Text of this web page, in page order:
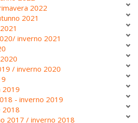
2022
2021
inverno 2021
/ inverno 2020
2019
- inverno 2019
2018
2017 / inverno 2018